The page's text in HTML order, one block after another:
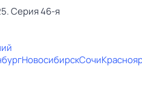
Серия 46-я
НовосибирскСочи